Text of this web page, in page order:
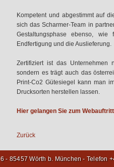
Kompetent und abgestimmt auf
sich das Scharmer-Team in
Gestaltungsphase ebenso,
Endfertigung und die Auslieferung.
Zertifiziert ist das Unternehmen
sondern es trägt auch das
Print-Co2 Gütesiegel kann man
Drucksorten herstellen lassen.
Hier gelangen Sie zum
Zurück
- 85457 Wörth b. München - Telefon